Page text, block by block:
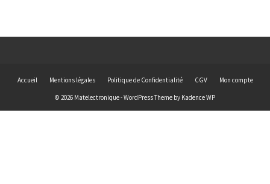
Accueil Mentions légales Politique de Confidentialité CGV Mon compte
© 2026 Matelectronique - WordPress Theme by Kadence WP